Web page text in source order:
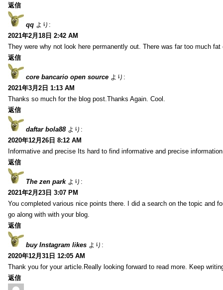
返信
qq より:
2021年2月18日 2:42 AM
They were why not look here permanently out. There was far too much fat
返信
core bancario open source より:
2021年3月2日 1:13 AM
Thanks so much for the blog post.Thanks Again. Cool.
返信
daftar bola88 より:
2020年12月26日 8:12 AM
Informative and precise Its hard to find informative and precise
返信
The zen park より:
2021年2月23日 3:07 PM
You completed various nice points there. I did a search on the topic and
go along with with your blog.
返信
buy Instagram likes より:
2020年12月31日 12:05 AM
Thank you for your article.Really looking forward to read more. Keep
返信